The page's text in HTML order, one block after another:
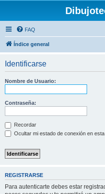
FAQ
Índice general
Identificarse
Nombre de Usuario:
Contraseña:
Recordar
Ocultar mi estado de conexión en
REGISTRARSE
Para autenticarte debes estar